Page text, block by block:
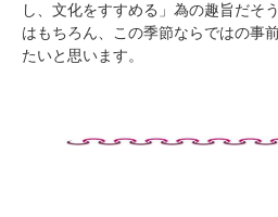
し、文化をすすめる」為の趣旨だそ
はもちろん、この季節ならではの事
たいと思います。